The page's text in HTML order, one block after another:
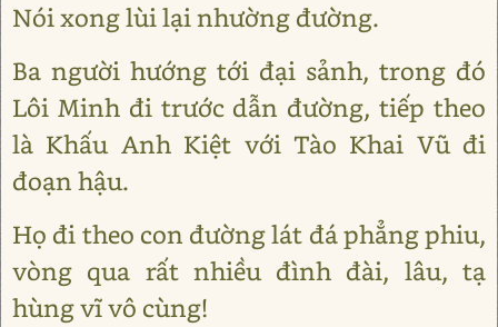
Nói xong lùi lại nhường đường.
Ba người hướng tới đại sảnh, trong đó
Lôi Minh đi trước dẫn đường, tiếp theo
là Khấu Anh Kiệt với Tào Khai Vũ đi
đoạn hậu.
Họ đi theo con đường lát đá phẳng phiu,
vòng qua rất nhiều đình đài, lâu, tạ
hùng vĩ vô cùng!